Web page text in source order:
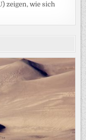
zeigen, wie sich